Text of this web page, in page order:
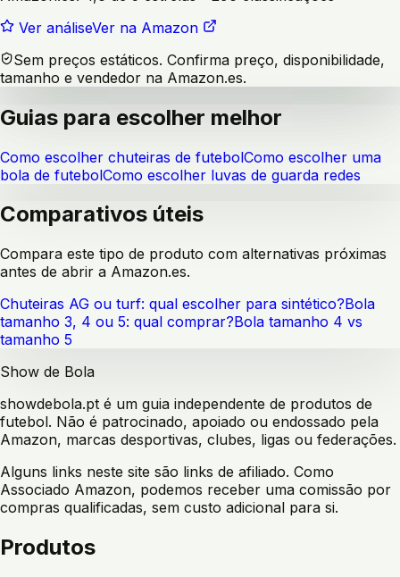
Ver análiseVer na Amazon
Sem preços estáticos. Confirma preço, disponibilidade,
tamanho e vendedor na Amazon.es.
Guias para escolher melhor
Como escolher chuteiras de futebolComo escolher uma
bola de futebolComo escolher luvas de guarda redes
Comparativos úteis
Compara este tipo de produto com alternativas próximas
antes de abrir a Amazon.es.
Chuteiras AG ou turf: qual escolher para sintético?Bola
tamanho 3, 4 ou 5: qual comprar?Bola tamanho 4 vs
tamanho 5
Show de Bola
showdebola.pt é um guia independente de produtos de
futebol. Não é patrocinado, apoiado ou endossado pela
Amazon, marcas desportivas, clubes, ligas ou federações.
Alguns links neste site são links de afiliado. Como
Associado Amazon, podemos receber uma comissão por
compras qualificadas, sem custo adicional para si.
Produtos